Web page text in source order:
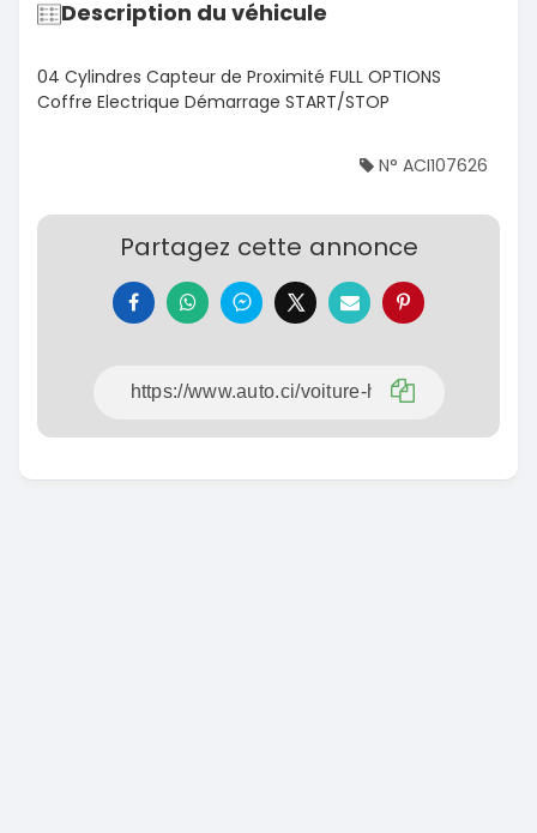
Description du véhicule
04 Cylindres Capteur de Proximité FULL OPTIONS
Coffre Electrique Démarrage START/STOP
N° ACI107626
Partagez cette annonce